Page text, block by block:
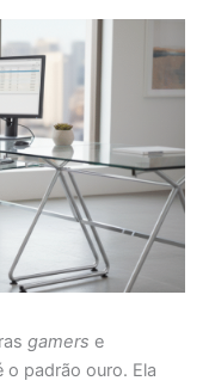
gamers e
o padrão ouro. Ela